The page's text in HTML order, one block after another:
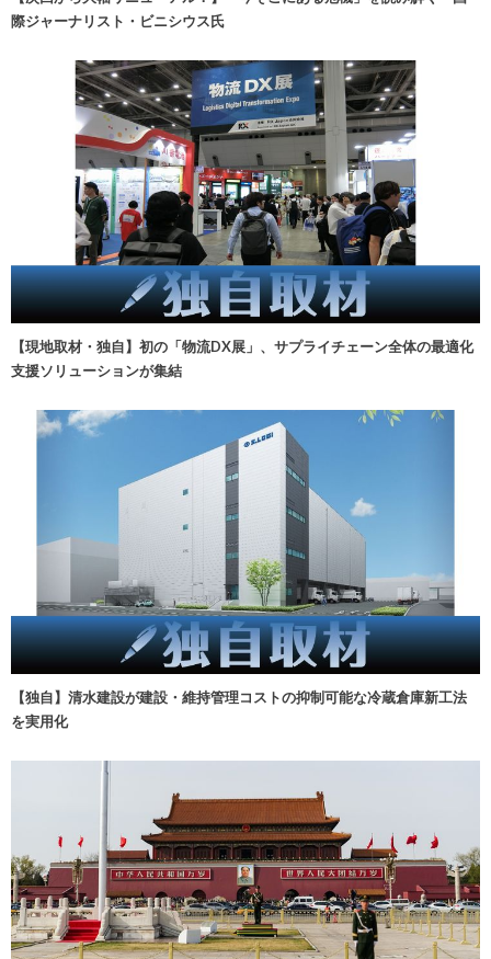
際ジャーナリスト・ビニシウス氏
【現地取材・独自】初の「物流DX展」、サプライチェーン全体の最適化
支援ソリューションが集結
【独自】清水建設が建設・維持管理コストの抑制可能な冷蔵倉庫新工法
を実用化